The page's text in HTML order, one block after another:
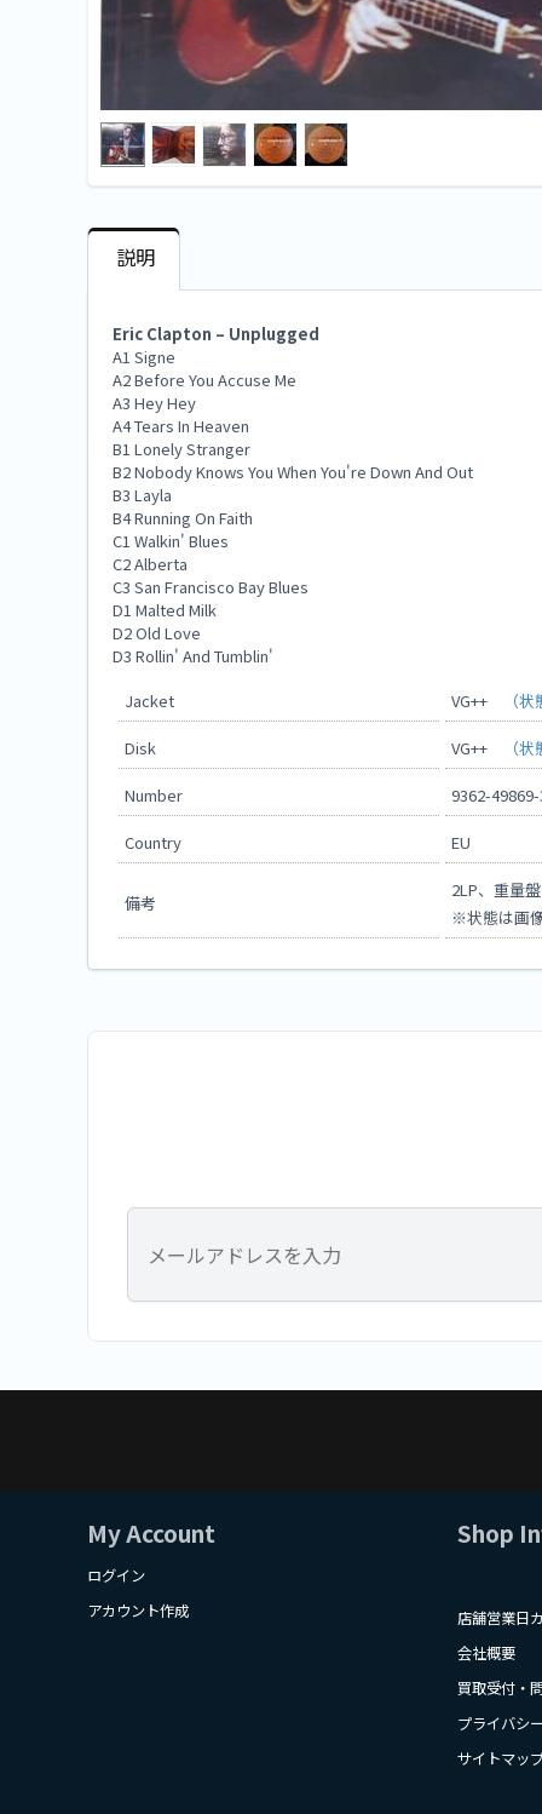
説明
Eric Clapton – Unplugged
A1 Signe
A2 Before You Accuse Me
A3 Hey Hey
A4 Tears In Heaven
B1 Lonely Stranger
B2 Nobody Knows You When You're Down And Out
B3 Layla
B4 Running On Faith
C1 Walkin' Blues
C2 Alberta
C3 San Francisco Bay Blues
D1 Malted Milk
D2 Old Love
D3 Rollin' And Tumblin'
Jacket
VG++ （
Disk VG++ （
Number 9362-49869-
Country EU
備考
2LP、重量盤
※状態は画
My Account
ログイン
アカウント作成
Shop
店舗営業日
会社概要
買取受付・
プライバシ
サイトマッ